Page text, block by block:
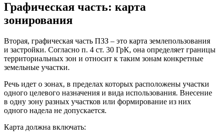
Графическая часть: карта
зонирования
Вторая, графическая часть ПЗЗ – это карта землепользования
и застройки. Согласно п. 4 ст. 30 ГрК, она определяет границы
территориальных зон и относит к таким зонам конкретные
земельные участки.
Речь идет о зонах, в пределах которых расположены участки
одного целевого назначения и вида использования. Внесение
в одну зону разных участков или формирование из них
одного надела не допускается.
Карта должна включать: